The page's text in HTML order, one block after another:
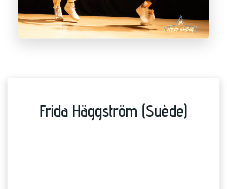
Frida Häggström (Suède)